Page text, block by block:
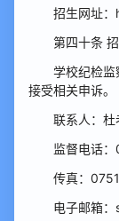
招生网址
第四十条
学校纪检
接受相关申诉。
联系人：杜
监督电话
传真：
电子邮箱